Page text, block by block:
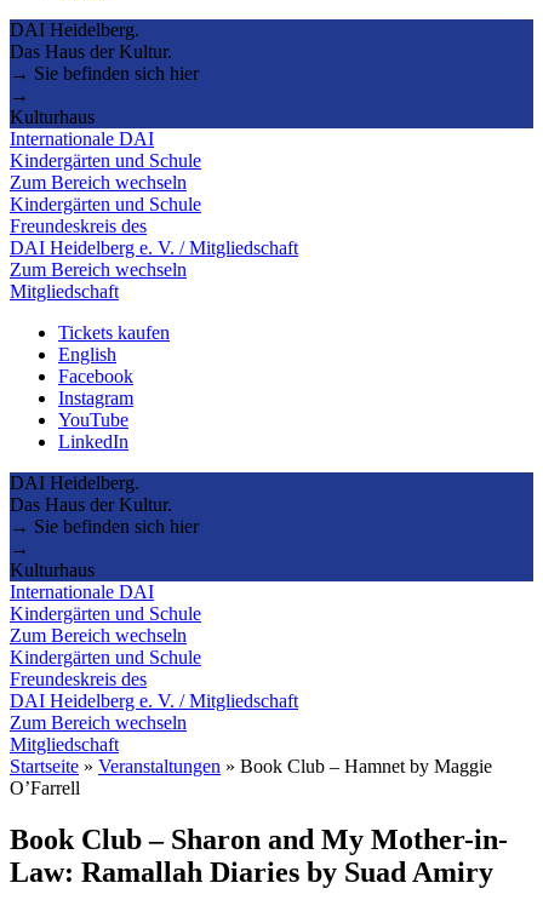
DAI Heidelberg.
Das Haus der Kultur.
→ Sie befinden sich hier
→
Kulturhaus
Internationale DAI
Kindergärten und Schule
Zum Bereich wechseln
Kindergärten und Schule
Freundeskreis des
DAI Heidelberg e. V. / Mitgliedschaft
Zum Bereich wechseln
Mitgliedschaft
Tickets kaufen
English
Facebook
Instagram
YouTube
LinkedIn
DAI Heidelberg.
Das Haus der Kultur.
→ Sie befinden sich hier
→
Kulturhaus
Internationale DAI
Kindergärten und Schule
Zum Bereich wechseln
Kindergärten und Schule
Freundeskreis des
DAI Heidelberg e. V. / Mitgliedschaft
Zum Bereich wechseln
Mitgliedschaft
Startseite » Veranstaltungen » Book Club – Hamnet by Maggie
O’Farrell
Book Club – Sharon and My Mother-in-
Law: Ramallah Diaries by Suad Amiry